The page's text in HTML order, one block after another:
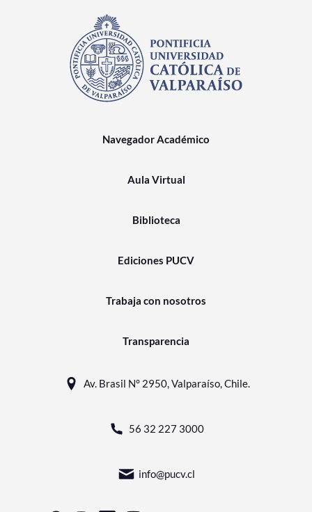
Navegador Académico
Aula Virtual
Biblioteca
Ediciones PUCV
Trabaja con nosotros
Transparencia
Av. Brasil N° 2950, Valparaíso, Chile.
56 32 227 3000
info@pucv.cl